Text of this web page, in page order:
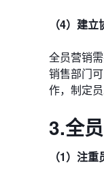
（4）建
全员营销
销售部门
作，制定
3.全
（1）注